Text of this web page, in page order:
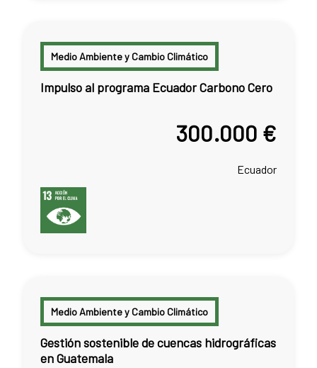
Medio Ambiente y Cambio Climático
Impulso al programa Ecuador Carbono Cero
300.000 €
Ecuador
Medio Ambiente y Cambio Climático
Gestión sostenible de cuencas hidrográficas
en Guatemala